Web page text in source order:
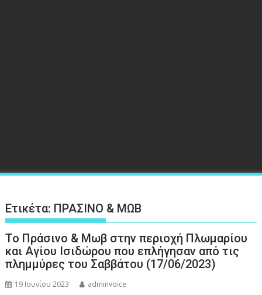
Ετικέτα: ΠΡΑΣΙΝΟ & ΜΩΒ
Το Πράσινο & Μωβ στην περιοχή Πλωμαρίου
και Αγίου Ισιδώρου που επλήγησαν από τις
πλημμύρες του Σαββάτου (17/06/2023)
19 Ιουνίου 2023 adminvoice